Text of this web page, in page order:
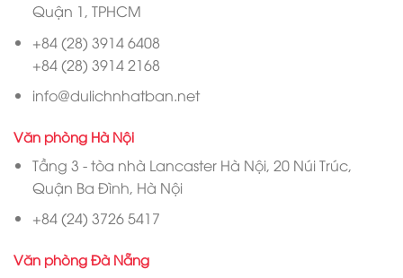
Quận 1, TPHCM
+84 (28) 3914 6408
+84 (28) 3914 2168
info@dulichnhatban.net
Văn phòng Hà Nội
Tầng 3 - tòa nhà Lancaster Hà Nội, 20 Núi Trúc,
Quận Ba Đình, Hà Nội
+84 (24) 3726 5417
Văn phòng Đà Nẵng